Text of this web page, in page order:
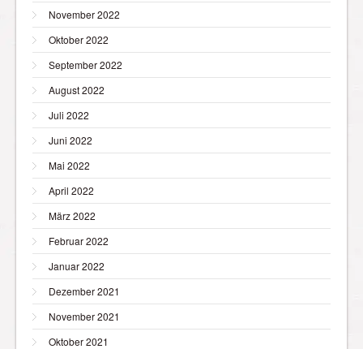
November 2022
Oktober 2022
September 2022
August 2022
Juli 2022
Juni 2022
Mai 2022
April 2022
März 2022
Februar 2022
Januar 2022
Dezember 2021
November 2021
Oktober 2021